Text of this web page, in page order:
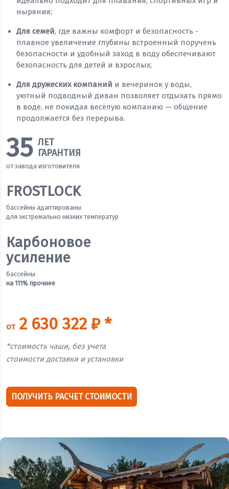
ныряния;
Для семей, где важны комфорт и безопасность -
плавное увеличение глубины встроенный поручень
безопасности и удобный заход в воду обеспечивают
безопасность для детей и взрослых;
Для дружеских компаний и вечеринок у воды,
уютный подводный диван позволяет отдыхать прямо
в воде, не покидая весёлую компанию — общение
продолжается без перерыва.
35 ЛЕТ
ГАРАНТИЯ
от завода изготовителя
FROSTLOCK
бассейны адаптированы
для экстремально низких температур
Карбоновое
усиление
бассейны
на 111% прочнее
от2 630 322 ₽ *
*стоимость чаши, без учета
стоимости доставки и установки
ПОЛУЧИТЬ РАСЧЕТ СТОИМОСТИ